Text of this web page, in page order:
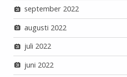
september 2022
augusti 2022
juli 2022
juni 2022